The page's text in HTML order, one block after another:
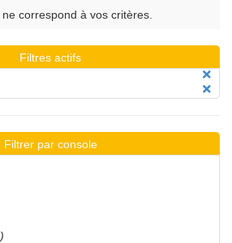
correspond à vos critères.
Filtres actifs
Filtrer par console